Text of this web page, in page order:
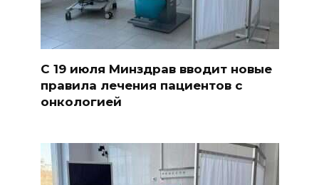
С 19 июля Минздрав вводит новые
правила лечения пациентов с
онкологией